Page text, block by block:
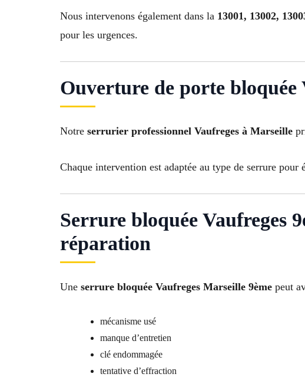
Nous intervenons également dans la 13001, 13002,
pour les urgences.
Ouverture de porte bloquée
Notre serrurier professionnel Vaufreges à Marseille
Chaque intervention est adaptée au type de serrure
Serrure bloquée Vaufreges
réparation
Une serrure bloquée Vaufreges Marseille 9ème peut
mécanisme usé
manque d’entretien
clé endommagée
tentative d’effraction